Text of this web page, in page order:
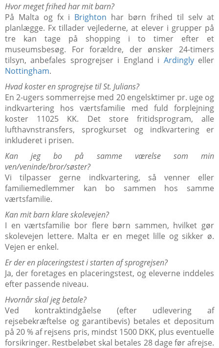
Hvor meget frihed har mit barn?
På Malta og fx i Brighton har børn frihed til selv at
planlægge. Fx tillader vejlederne, at elever i grupper på
tre kan tage på shopping i to timer efter et
museumsbesøg. For forældre, der ønsker 24-timers
tilsyn, anbefales sprogrejser i England i Ardinglyeller
Nottingham.
Hvad koster en sprogrejse til St. Julians?
En 2-ugers sommerrejse med 20 engelsktimer pr. uge og
indkvartering hos værtsfamilie med fuld forplejning
koster 11025 KK. Det store fritidsprogram, alle
lufthavnstransfers, sprogkurset og indkvartering er
inkluderet i prisen.
Kan jeg bo på samme værelse som min
ven/veninde/bror/søster?
Vi tilpasser gerne indkvartering, så venner eller
familiemedlemmer kan bo sammen hos samme
værtsfamilie.
Kan mit barn klare skolevejen?
I en værtsfamilie bor flere børn sammen, hvilket gør
skolevejen lettere. Malta er en meget lille og sikker ø.
Vejen er enkel.
Er der en placeringstest i starten af sprogrejsen?
Ja, der foretages en placeringstest, og eleverne inddeles
efter passende niveau.
Hvornår skal jeg betale?
Ved kontraktindgåelse (efter udlevering af
rejsebekræftelse og garantibevis) betales et depositum
på 20 % af rejsens pris, mindst 1500 DKK, plus eventuelle
forsikringer. Restbeløbet skal betales 28 dage før afrejse.